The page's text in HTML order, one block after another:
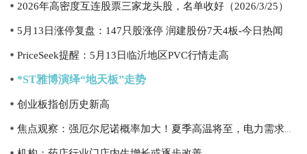
2026年高密度互连股票三家龙头股，名单收好（2026/3/25）
5月13日涨停复盘：147只股涨停 润建股份7天4板-今日热闻
PriceSeek提醒：5月13日临沂地区PVC行情走高
*ST雅博演绎“地天板”走势
创业板指创历史新高